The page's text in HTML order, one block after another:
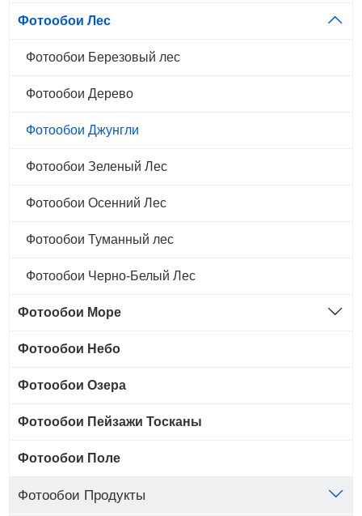
Фотообои Лес
Фотообои Березовый лес
Фотообои Дерево
Фотообои Джунгли
Фотообои Зеленый Лес
Фотообои Осенний Лес
Фотообои Туманный лес
Фотообои Черно-Белый Лес
Фотообои Море
Фотообои Небо
Фотообои Озера
Фотообои Пейзажи Тосканы
Фотообои Поле
Фотообои Продукты